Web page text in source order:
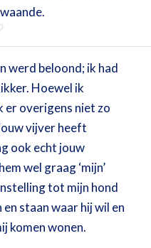
werd beloond; ik had
Hoewel ik
er overigens niet zo
vijver heeft
ook echt jouw
wel graag ‘mijn’
tot mijn hond
staan waar hij wil en
komen wonen.